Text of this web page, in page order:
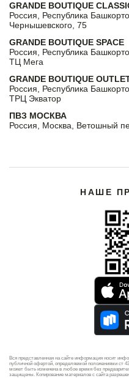
GRANDE BOUTIQUE
Россия, Республика
Чернышевского, 75
GRANDE BOUTIQUE SPACE
Россия, Республика
ТЦ Мега
GRANDE BOUTIQUE
Россия, Республика
ТРЦ Экватор
ПВЗ МОСКВА
Россия, Москва, Ветошный
НАШЕ
Вся представленная на сайте информация носит
публичной офертой, определяемой положениями ст
может быть изменена в любое время без
защищены. Копирование материалов с сайта